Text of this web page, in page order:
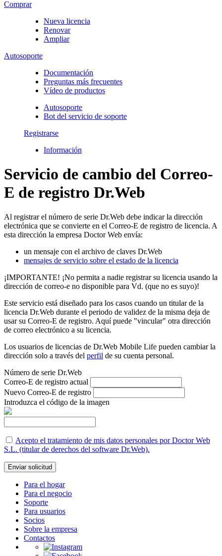
Comprar
Nueva licencia
Renovar
Ampliar
Autosoporte
Documentación
Preguntas más frecuentes
Vídeo de productos
Autosoporte
Bot del servicio de soporte
Registrarse
Información
Servicio de cambio del Correo-
E de registro Dr.Web
Al registrar el número de serie Dr.Web debe indicar la dirección
electrónica que se convierte en el Correo-E de registro de licencia. A
esta dirección la empresa Doctor Web envía:
un mensaje con el archivo de claves Dr.Web
mensajes de servicio sobre el estado de la licencia
¡IMPORTANTE! ¡No permita a nadie registrar su licencia usando la
dirección de correo-e no disponible para Vd. (que no es suyo)!
Este servicio está diseñado para los casos cuando un titular de la
licencia Dr.Web durante el periodo de validez de la misma deja de
usar su Correo-E de registro. Aquí puede "vincular" otra dirección
de correo electrónico a su licencia.
Los usuarios de licencias de Dr.Web Mobile Life pueden cambiar la
dirección solo a través del perfil de su cuenta personal.
Número de serie Dr.Web
Correo-E de registro actual
Nuevo Correo-E de registro
Introduzca el código de la imagen
Acepto el tratamiento de mis datos personales por Doctor Web
S.L. (titular de derechos del software Dr.Web).
Enviar solicitud
Para el hogar
Para el negocio
Soporte
Para usuarios
Socios
Sobre la empresa
Contactos